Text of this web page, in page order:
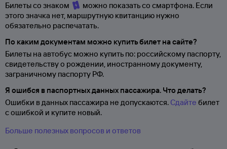
Билеты со знаком
можно показать со смартфона. Если
этого значка нет, маршрутную квитанцию нужно
обязательно распечатать.
По каким документам можно купить билет на сайте?
Билеты на автобус можно купить по: российскому паспорту,
свидетельству о рождении, иностранному документу,
заграничному паспорту РФ.
Я ошибся в паспортных данных пассажира. Что делать?
Ошибки в данных пассажира не допускаются. Сдайте билет
с ошибкой и купите новый.
Больше полезных вопросов и ответов